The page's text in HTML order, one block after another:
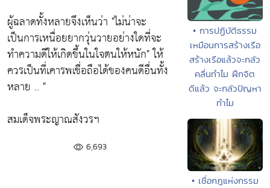
ผู้ฉลาดทั้งหลายจึงเห็นว่า "ไม่น่าจะ
เป็นการเหนื่อยยากวุ่นวายอย่างใดที่จะ
ทำความดีให้เกิดขึ้นในใจตนให้หนัก"ให้
ควรเป็นที่เคารพเชื่อถือได้ของคนดีอื่นทั้ง
หลาย .. "
สมเด็จพระญาณสังวรฯ
6,693
• การปฏิบัติธรรม
เหมือนการสร้างเรือ
สร้างเรือแล้วจะกลัว
คลื่นทำไม ฝึกจิต
ดีแล้ว จะกลัวปัญหา
ทำไม
• เชื่อกฎแห่งกรรม